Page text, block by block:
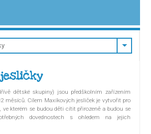
dětské skupiny) jsou předškolním zařízením
měsíců. Cílem Maxíkových jesliček je vytvořit pro
ve kterém se budou děti cítit přirozeně a budou se
dovednostech s ohledem na jejich